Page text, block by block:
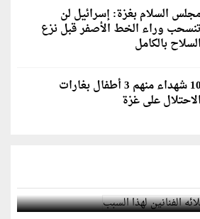
السلام بغزة: إسرائيل لن
تنسحب وراء الخط الأصفر قبل نزع
السلاح بالكامل
10 شهداء منهم 3 أطفال بغارات
الاحتلال على غزة
الفنانين لهذا السبب